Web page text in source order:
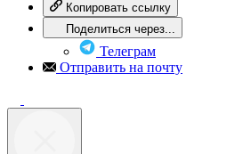
Копировать ссылку
Поделиться через...
Телеграм
Отправить на почту